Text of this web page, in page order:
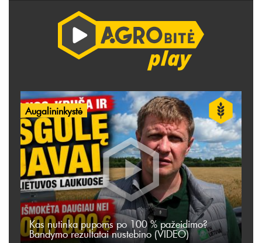
Augalininkystė
Kas nutinka pupoms po 100 % pažeidimo?
Bandymo rezultatai nustebino (VIDEO)